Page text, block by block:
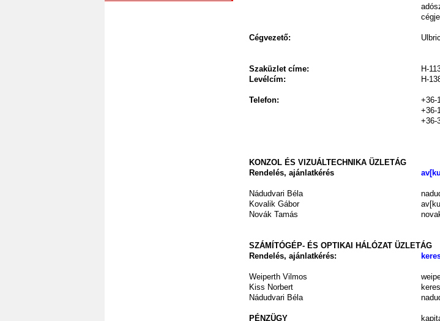
Cégvezető:
Szaküzlet címe:
H-
Levélcím:
H-
Telefon:
+36-
+36-
+36-
KONZOL ÉS VIZUÁLTECHNIKA ÜZLETÁG
Rendelés, ajánlatkérés
Nádudvari Béla
Kovalik Gábor
Novák Tamás
SZÁMÍTÓGÉP- ÉS OPTIKAI HÁLÓZAT ÜZLETÁG
Rendelés, ajánlatkérés:
Weiperth Vilmos
Kiss Norbert
Nádudvari Béla
PÉNZÜGY